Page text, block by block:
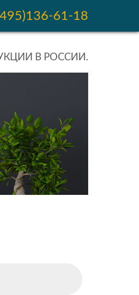
61-18
В РОССИИ.